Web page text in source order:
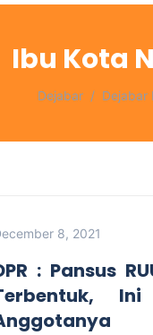
Ibu Kota
Dejabar Dejabar
8, 2021
: Pansus